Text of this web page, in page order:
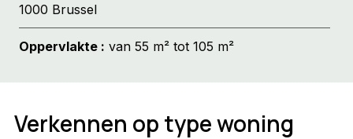
1000 Brussel
Oppervlakte : van 55 m² tot 105 m²
Verkennen op type woning